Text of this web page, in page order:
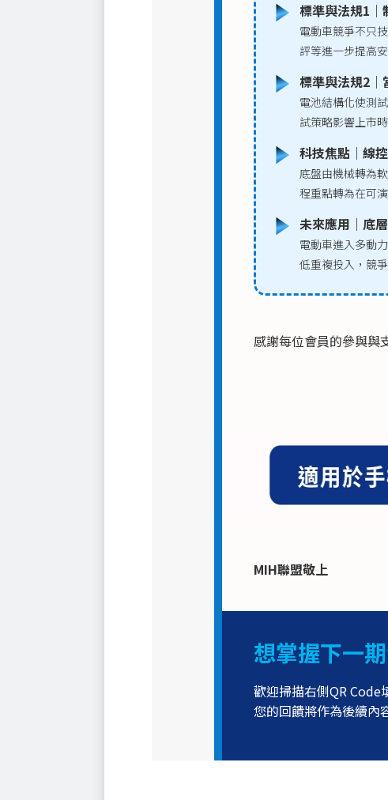
標準與法規1｜
電動車競爭不只
評等進一步提高
標準與法規2｜
電池結構化使測
試策略影響上市
科技焦點｜線
底盤由機械轉為
程重點轉為在可
未來應用｜底
電動車進入多動
低重複投入，競
感謝每位會員的參與與
MIH聯盟敬上
想掌握下一
歡迎掃描右側QR Code
您的回饋將作為後續內